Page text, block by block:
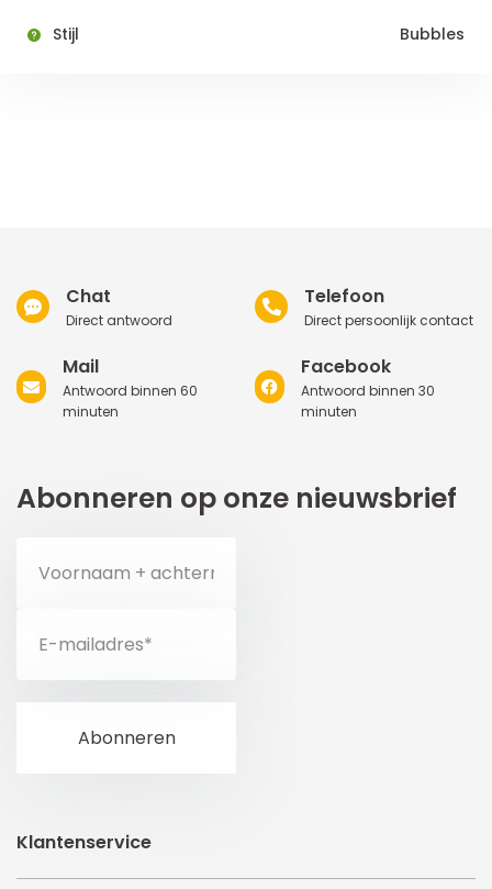
Stijl Bubbles
Chat
Direct antwoord
Telefoon
Direct persoonlijk contact
Mail
Antwoord binnen 60
minuten
Facebook
Antwoord binnen 30
minuten
Abonneren op onze nieuwsbrief
Klantenservice